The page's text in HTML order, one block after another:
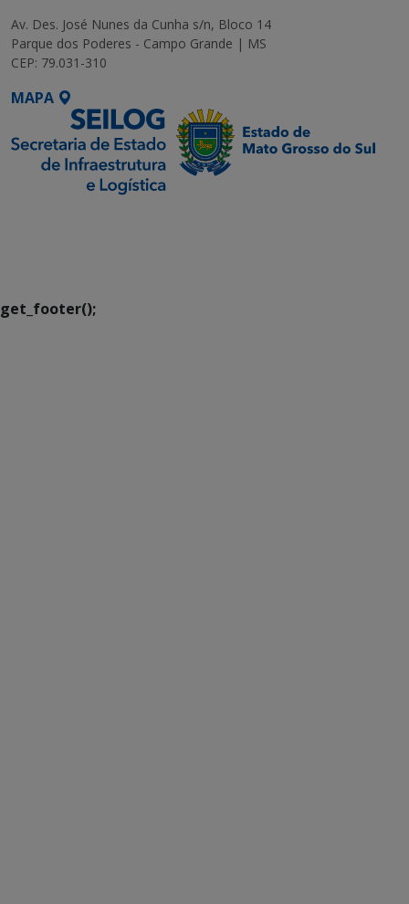
Av. Des. José Nunes da Cunha s/n, Bloco 14
Parque dos Poderes - Campo Grande | MS
CEP: 79.031-310
MAPA
get_footer();